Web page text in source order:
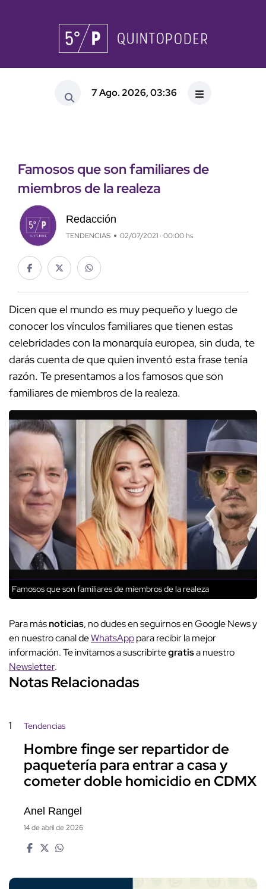
7 Ago. 2026, 03:36
Famosos que son familiares de
miembros de la realeza
Redacción
TENDENCIAS 02/07/2021 · 00:00 hs
Dicen que el mundo es muy pequeño y luego de
conocer los vínculos familiares que tienen estas
celebridades con la monarquía europea, sin duda, te
darás cuenta de que quien inventó esta frase tenía
razón. Te presentamos a los famosos que son
familiares de miembros de la realeza.
Famosos que son familiares de miembros de la realeza
Para másnoticias, no dudes en seguirnos en Google News y
en nuestro canal deWhatsApppara recibir la mejor
información. Te invitamos a suscribirtegratisa nuestro
Newsletter.
Notas Relacionadas
1 Tendencias
Hombre finge ser repartidor de
paquetería para entrar a casa y
cometer doble homicidio en CDMX
Anel Rangel
14 de abril de 2026